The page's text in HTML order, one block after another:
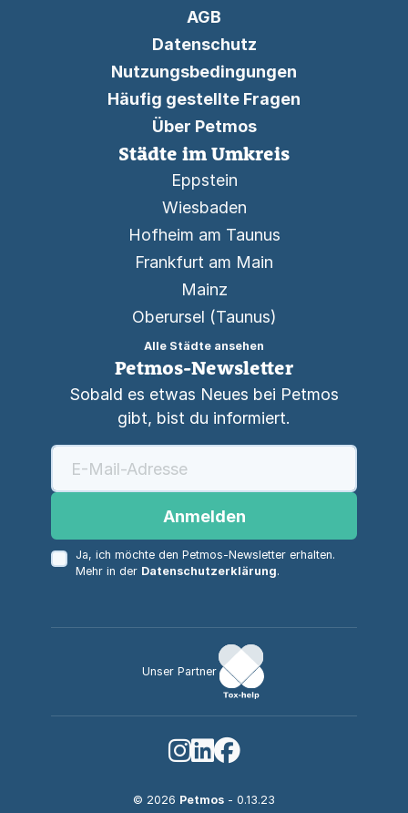
AGB
Datenschutz
Nutzungsbedingungen
Häufig gestellte Fragen
Über Petmos
Städte im Umkreis
Eppstein
Wiesbaden
Hofheim am Taunus
Frankfurt am Main
Mainz
Oberursel (Taunus)
Alle Städte ansehen
Petmos-Newsletter
Sobald es etwas Neues bei Petmos
gibt, bist du informiert.
Anmelden
Ja, ich möchte den Petmos-Newsletter erhalten.
Mehr in der Datenschutzerklärung.
Unser Partner
© 2026 Petmos - 0.13.23